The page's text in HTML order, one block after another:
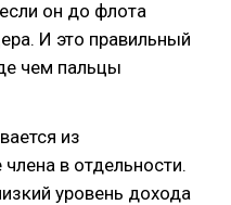
он до флота
И это правильный
чем пальцы
из
в отдельности.
уровень дохода